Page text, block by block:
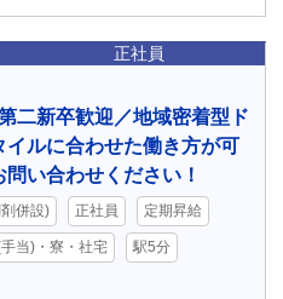
正社員
二新卒歓迎／地域密着型ド
ルに合わせた働き方が可
い合わせください！
併設) 正社員 定期昇給
当)・寮・社宅 駅5分